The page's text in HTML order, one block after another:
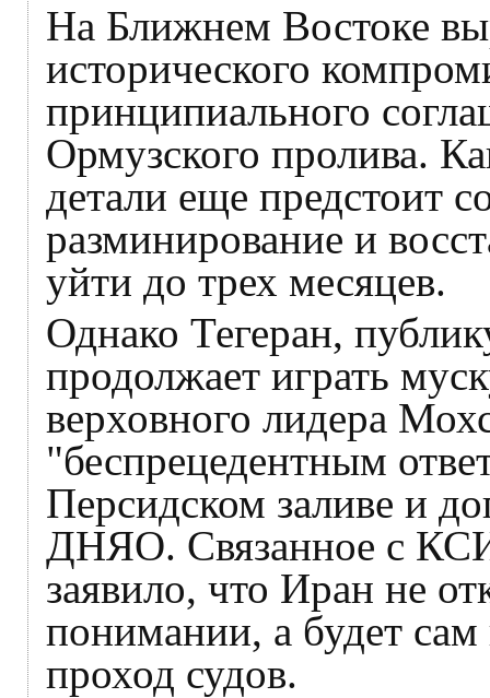
На Ближнем Востоке
исторического
принципиального
Ормузского пролива.
детали еще предстоит
разминирование и
уйти до трех месяцев.
Однако Тегеран,
продолжает играть
верховного лидера
"беспрецедентным
Персидском заливе и
ДНЯО. Связанное с
заявило, что Иран не
понимании, а будет
проход судов.